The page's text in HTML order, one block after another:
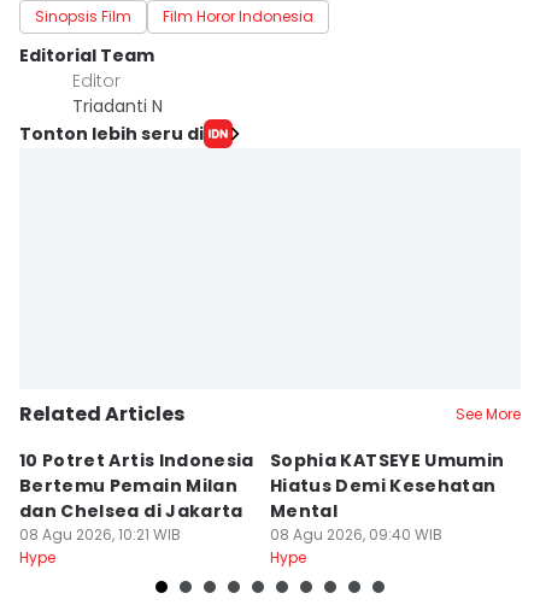
Sinopsis Film Film Horor Indonesia
Editorial Team
Editor
Triadanti N
Tonton lebih seru di
Related Articles See More
10 Potret Artis Indonesia
Bertemu Pemain Milan
dan Chelsea di Jakarta
08 Agu 2026, 10:21 WIB
Hype
Sophia KATSEYE Umumin
Hiatus Demi Kesehatan
Mental
08 Agu 2026, 09:40 WIB
Hype